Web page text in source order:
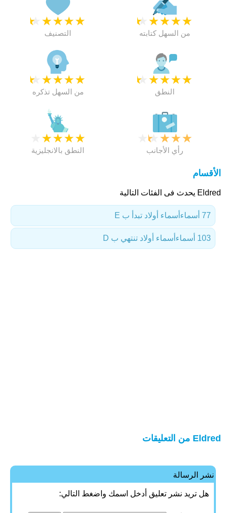
★
★
★
★
★
التصنيف
★
★
★
★
★
من السهل كتابته
★
★
★
★
★
من السهل تذكره
★
★
★
★
★
النطق
★
★
★
★
النطق بالانجليزية
★
★
★
★
رأي الأجانب
الأقسام
Eldred يحدث فى الفئات التالية
أسماء أولاد تبدأ ب E 77 أسماء
أسماء أولاد تنتهي ب D 103 أسماء
Eldred من التعليقات
نشر الرسالة
هل تريد نشر تعليق أدخل اسمك واضغط التالي: